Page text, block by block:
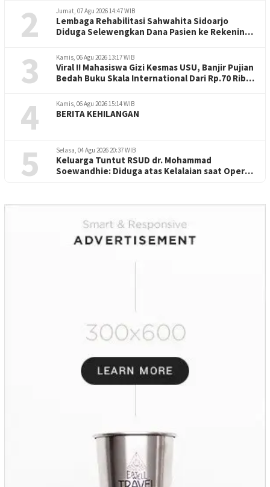
2 Jumat, 07 Agu 2026 14:47 WIB
Lembaga Rehabilitasi Sahwahita Sidoarjo
Diduga Selewengkan Dana Pasien ke Rekening
3 Kamis, 06 Agu 2026 13:17 WIB
Viral !! Mahasiswa Gizi Kesmas USU, Banjir Pujian
Bedah Buku Skala International Dari Rp.70 Ribu
4 Kamis, 06 Agu 2026 15:14 WIB
BERITA KEHILANGAN
5 Selasa, 04 Agu 2026 20:37 WIB
Keluarga Tuntut RSUD dr. Mohammad
Soewandhie: Diduga atas Kelalaian saat Operasi